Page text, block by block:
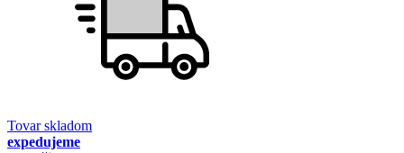
Tovar skladom
expedujeme